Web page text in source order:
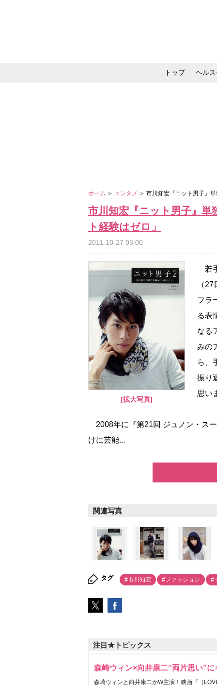
トップ ヘル
ホーム ＞ エンタメ ＞ 市川知宏『ニット男子』
市川知宏『ニット男子』
ト経験はゼロ」
2011-10-27 05:00
[拡大写真]
若
（
フラ
る表
なる
みの
ら、
振り
思い
2008年に『第21回 ジュノン・ス
けに芸能...
関連写真
タグ #市川知宏 #ファッション #
注目★トピックス
森崎ウィン×向井康二“両片思い”
森崎ウィンと向井康二がW主演！映画『（